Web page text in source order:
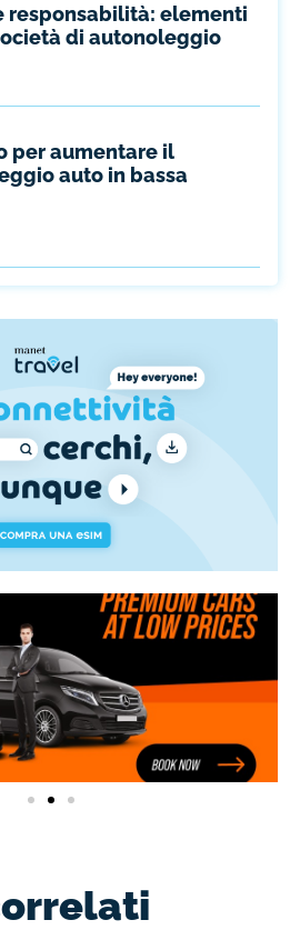
responsabilità: elementi
di autonoleggio
per aumentare il
auto in bassa